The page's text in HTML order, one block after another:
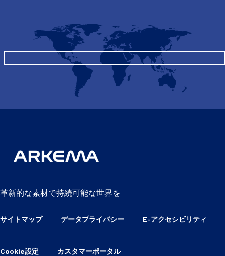
革新的な素材で持続可能な世界を
サイトマップ データプライバシー E-アクセシビリティ
Cookie設定 カスタマーポータル